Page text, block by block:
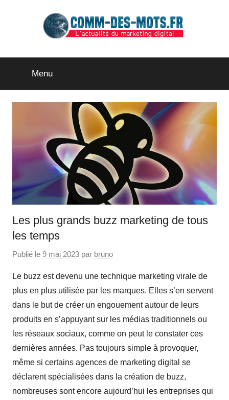
comm-
des-
mots.fr
Menu
Les plus grands buzz marketing de tous
les temps
Publié le 9 mai 2023 par bruno
Le buzz est devenu une technique marketing virale de
plus en plus utilisée par les marques. Elles s’en servent
dans le but de créer un engouement autour de leurs
produits en s’appuyant sur les médias traditionnels ou
les réseaux sociaux, comme on peut le constater ces
dernières années. Pas toujours simple à provoquer,
même si certains agences de marketing digital se
déclarent spécialisées dans la création de buzz,
nombreuses sont encore aujourd’hui les entreprises qui